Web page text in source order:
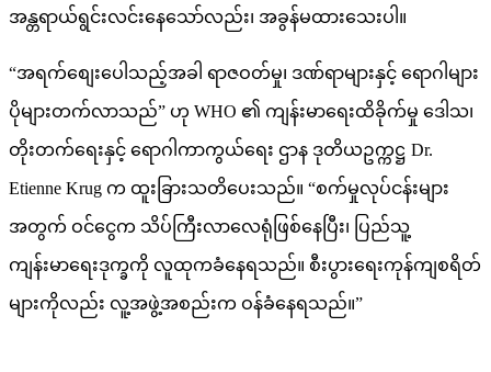
အန္တရာယ်ရွင်းလင်းနေသော်လည်း၊ အခွန်မထားသေးပါ။
“အရက်စျေးပေါသည့်အခါ ရာဇဝတ်မှု၊ ဒဏ်ရာများနှင့် ရောဂါများ
ပိုများတက်လာသည်” ဟု WHO ၏ ကျန်းမာရေးထိခိုက်မှု ဒေါသ၊
တိုးတက်ရေးနှင့် ရောဂါကာကွယ်ရေး ဌာန ဒုတိယဥက္ကဋ္ဌ Dr.
Etienne Krug က ထူးခြားသတိပေးသည်။ “စက်မှုလုပ်ငန်းများ
အတွက် ဝင်ငွေက သိပ်ကြီးလာလေရုံဖြစ်နေပြီး၊ ပြည်သူ့
ကျန်းမာရေးဒုက္ခကို လူထုကခံနေရသည်။ စီးပွားရေးကုန်ကျစရိတ်
များကိုလည်း လူ့အဖွဲ့အစည်းက ဝန်ခံနေရသည်။”